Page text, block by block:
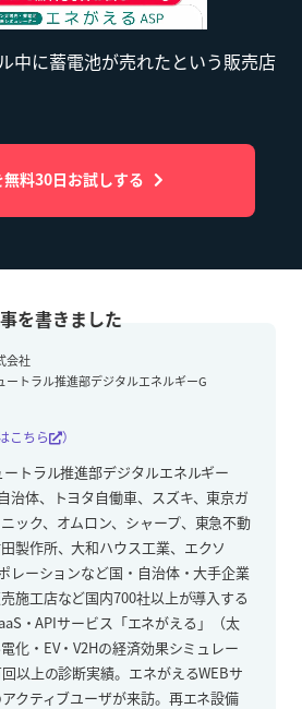
中に蓄電池が売れたという販売店
無料30日お試しする
会社
ートラル推進部デジタルエネルギーG
こちら ）
トラル推進部デジタルエネルギー
治体、トヨタ自働車、スズキ、東京ガ
ック、オムロン、シャープ、東急不動
製作所、大和ハウス工業、エクソ
レーションなど国・自治体・大手企業
施工店など国内700社以上が導入する
・APIサービス「エネがえる」（太
化・EV・V2Hの経済効果シミュレー
以上の診断実績。エネがえるWEBサ
クティブユーザが来訪。再エネ設備